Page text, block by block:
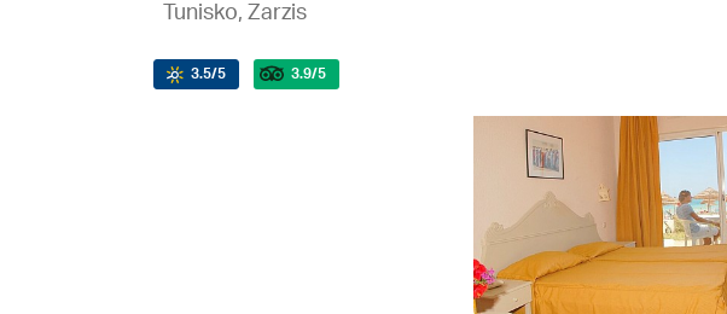
Tunisko, Zarzis
3.5/5 3.9/5